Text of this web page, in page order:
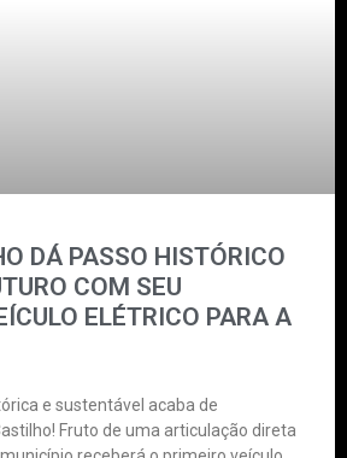
DÁ PASSO HISTÓRICO
COM SEU
ELÉTRICO PARA A
e sustentável acaba de
Fruto de uma articulação direta